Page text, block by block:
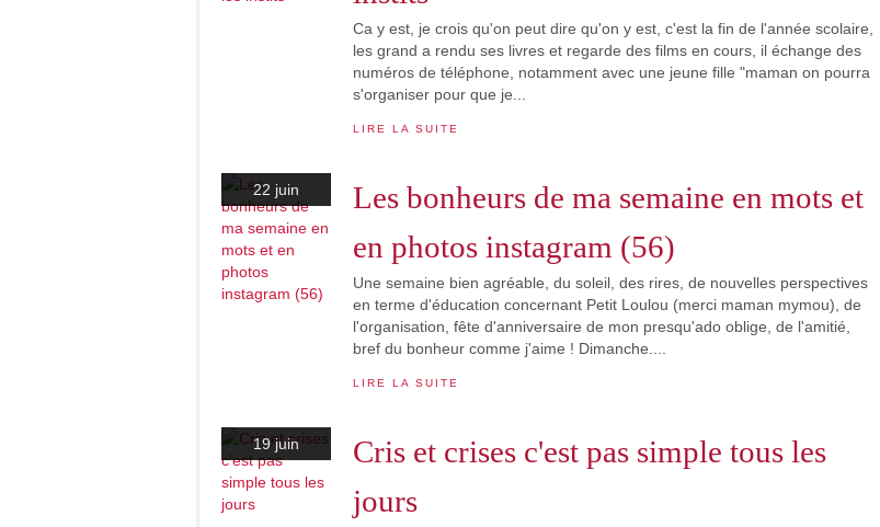
Ca y est, je crois qu'on peut dire qu'on y est, c'est la fin de l'année scolaire,
les grand a rendu ses livres et regarde des films en cours, il échange des
numéros de téléphone, notamment avec une jeune fille "maman on pourra
s'organiser pour que je...
LIRE LA SUITE
22 juin
Les bonheurs de ma semaine en mots et
en photos instagram (56)
Une semaine bien agréable, du soleil, des rires, de nouvelles perspectives
en terme d'éducation concernant Petit Loulou (merci maman mymou), de
l'organisation, fête d'anniversaire de mon presqu'ado oblige, de l'amitié,
bref du bonheur comme j'aime ! Dimanche....
LIRE LA SUITE
19 juin
Cris et crises c'est pas simple tous les
jours